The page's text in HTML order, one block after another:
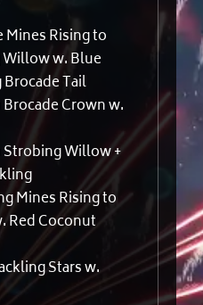
Mines Rising to
w. Blue
Tail
Crown w.
Strobing Willow +
Mines Rising to
Red Coconut
Stars w.